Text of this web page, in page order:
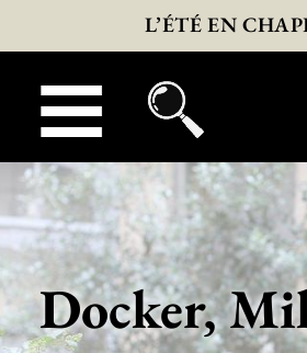
L’ÉTÉ EN
Docker,